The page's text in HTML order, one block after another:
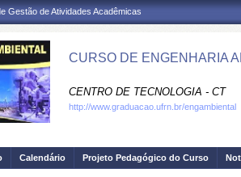
Gestão de Atividades Acadêmicas
CURSO DE ENGENHARIA
CENTRO DE TECNOLOGIA - CT
http://www.graduacao.ufrn.br/engambiental
Calendário Projeto Pedagógico do Curso